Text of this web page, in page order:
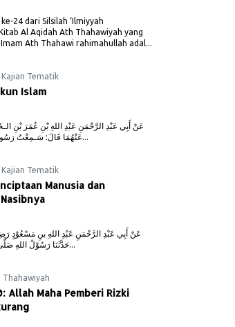
24 dari Silsilah ‘Ilmiyyah
Al Aqidah Ath Thahawiyah yang
Ath Thahawi rahimahullah adal...
Kajian Tematik
Islam
عَنْ أَبِي عَبْدِ الرَّحْمَنِ عَبْدِ اللهِ بْنِ عُمَرَ بْنِ
عَنْهُمَا قَالَ: سَـمِعْتُ رَسُولُ اللَّهِ صَلَّى اللهُ...
Kajian Tematik
Manusia dan
عَنْ أَبِي عَبْدِ الرَّحْمَنِ عَبْدِ اللهِ بنِ مَسْعُوْدٍ
حَدَّثَنَا رَسُوْلُ اللهِ صَلَّى اللهِ عَلَيْهِ وَسَلَّ...
Thahawiyah
Allah Maha Pemberi Rizki